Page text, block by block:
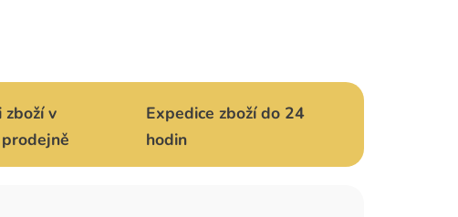
zboží v
Expedice zboží do 24
hodin